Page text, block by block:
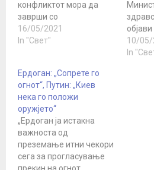
конфликтот мора да
заврши со
разоружување на
Хамас во рамките на
враќање на телата на
двајца израелски
војници кои се држат од
Хамас. Денес лидерот
на партијата Нашиот
дом Израел, Авигдор
Либерман го обвини
премиерот…
16/05/2021
In "Свет"
10/05/
In
Ердоган: „Сопрете го
огнот“, Путин: „Киев
нека го положи
оружјето“
„Ердоган ја истакна
важноста од
преземање итни чекори
сега за прогласување
прекин на огнот,